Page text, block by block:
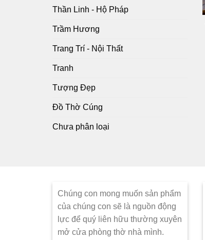
Thần Linh - Hộ Pháp
Trầm Hương
Trang Trí - Nội Thất
Tranh
Tượng Đẹp
Đồ Thờ Cúng
Chưa phân loại
Chúng con mong muốn sản phẩm
của chúng con sẽ là nguồn động
lực để quý liên hữu thường xuyên
mở cửa phòng thờ nhà mình.